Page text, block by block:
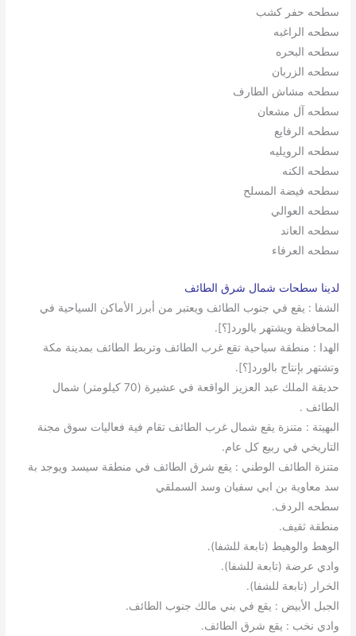
سطحه حفر كشب
سطحه الراغبه
سطحه البحره
سطحه الزربان
سطحه مشاش الطارف
سطحه آل مشعان
سطحه الرفايع
سطحه الرويليه
سطحه الكنه
سطحه فيضة المسلح
سطحه العوالي
سطحه العاند
سطحه العرفاء
لدينا سطحات شمال شرق الطائف
الشفا : يقع في جنوب الطائف ويعتبر من أبرز الأماكن السياحية في
المحافظة ويشتهر بالورد[؟].
الهدا : منطقة سياحية تقع غرب الطائف وتربط الطائف بمدينة مكة
وتشتهر بإنتاج بالورد[؟].
حديقة الملك عبد العزيز الواقعة في عشيرة (70 كيلومتر) شمال
الطائف .
البهيتة : متنزة يقع شمال غرب الطائف تقام فية فعاليات سوق مجنة
التاريخي في ربيع كل عام.
متنزة الطائف الوطني : يقع شرق الطائف في منطقة سيسد ويوجد بة
سد معاوية بن ابي سفيان وسد السملقي
سطحه الردف.
منطقة ثقيف.
الوهط والوهيط (تابعة للشفا).
وادي عرضة (تابعة للشفا).
الخرار (تابعة للشفا).
الجبل الأبيض : يقع في بني مالك جنوب الطائف.
وادي نخب : يقع شرق الطائف.